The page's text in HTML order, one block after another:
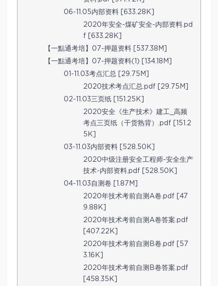
06-11.05内部资料 [633.28K]
2020年安全-煤矿安全-内部资料.pd
f [633.28K]
【一點通考培】07-押题资料 [537.38M]
【一點通考培】07-押题资料(1) [134.18M]
01-11.03考点汇总 [29.75M]
2020技术考点汇总.pdf [29.75M]
02-11.03三页纸 [151.25K]
2020安全《生产技术》建工_高频
考点三页纸（干货熟背）.pdf [151.2
5K]
03-11.03内部资料 [528.50K]
2020中级注册安全工程师-安全生产
技术-内部资料.pdf [528.50K]
04-11.03自测卷 [1.87M]
2020年技术考前自测A卷.pdf [47
9.88K]
2020年技术考前自测A卷答案.pdf
[407.22K]
2020年技术考前自测B卷.pdf [57
3.16K]
2020年技术考前自测B卷答案.pdf
[458.35K]